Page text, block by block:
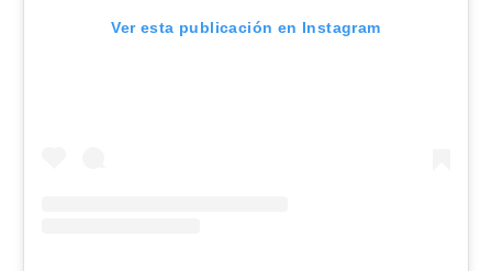
Ver esta publicación en Instagram